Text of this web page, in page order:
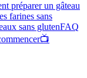
préparer un gâteau
farines sans
sans glutenFAQ
📺